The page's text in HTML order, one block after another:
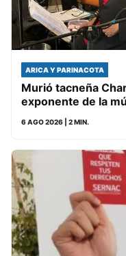
ARICA Y PARINACOTA
Murió tacneña
exponente de la
6 AGO 2026 | 2 MIN.